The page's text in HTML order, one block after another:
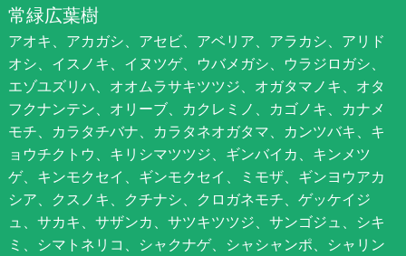
常緑広葉樹
アオキ、アカガシ、アセビ、アベリア、アラカシ、アリド
オシ、イスノキ、イヌツゲ、ウバメガシ、ウラジロガシ、
エゾユズリハ、オオムラサキツツジ、オガタマノキ、オタ
フクナンテン、オリーブ、カクレミノ、カゴノキ、カナメ
モチ、カラタチバナ、カラタネオガタマ、カンツバキ、キ
ョウチクトウ、キリシマツツジ、ギンバイカ、キンメツ
ゲ、キンモクセイ、ギンモクセイ、ミモザ、ギンヨウアカ
シア、クスノキ、クチナシ、クロガネモチ、ゲッケイジ
ュ、サカキ、サザンカ、サツキツツジ、サンゴジュ、シキ
ミ、シマトネリコ、シャクナゲ、シャシャンポ、シャリン